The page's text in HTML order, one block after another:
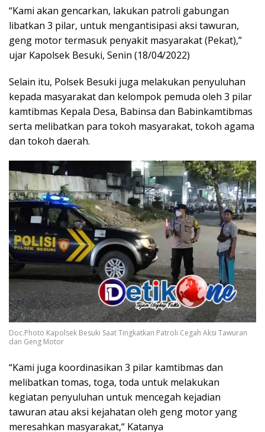
“Kami akan gencarkan, lakukan patroli gabungan
libatkan 3 pilar, untuk mengantisipasi aksi tawuran,
geng motor termasuk penyakit masyarakat (Pekat),”
ujar Kapolsek Besuki, Senin (18/04/2022)
Selain itu, Polsek Besuki juga melakukan penyuluhan
kepada masyarakat dan kelompok pemuda oleh 3 pilar
kamtibmas Kepala Desa, Babinsa dan Babinkamtibmas
serta melibatkan para tokoh masyarakat, tokoh agama
dan tokoh daerah.
Doc.Photo Kapolsek Besuki Saat Tingkatkan Patroli Cegah Aksi Tawuran
dan Geng Motor
“Kami juga koordinasikan 3 pilar kamtibmas dan
melibatkan tomas, toga, toda untuk melakukan
kegiatan penyuluhan untuk mencegah kejadian
tawuran atau aksi kejahatan oleh geng motor yang
meresahkan masyarakat,“ Katanya